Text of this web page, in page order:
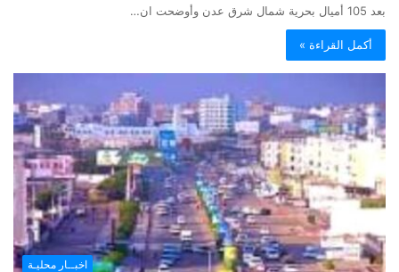
بعد 105 أميال بحرية شمال شرق عدن وأوضحت ان…
أكمل القراءة »
اخبــار محليـة